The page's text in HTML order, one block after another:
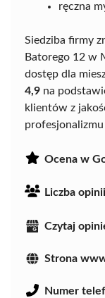
ręczna
Siedziba firmy
Batorego 12 w
dostęp dla
4,9 na
klientów z
profesjonalizmu
Ocena w
Liczba
Czytaj
Strona
Numer